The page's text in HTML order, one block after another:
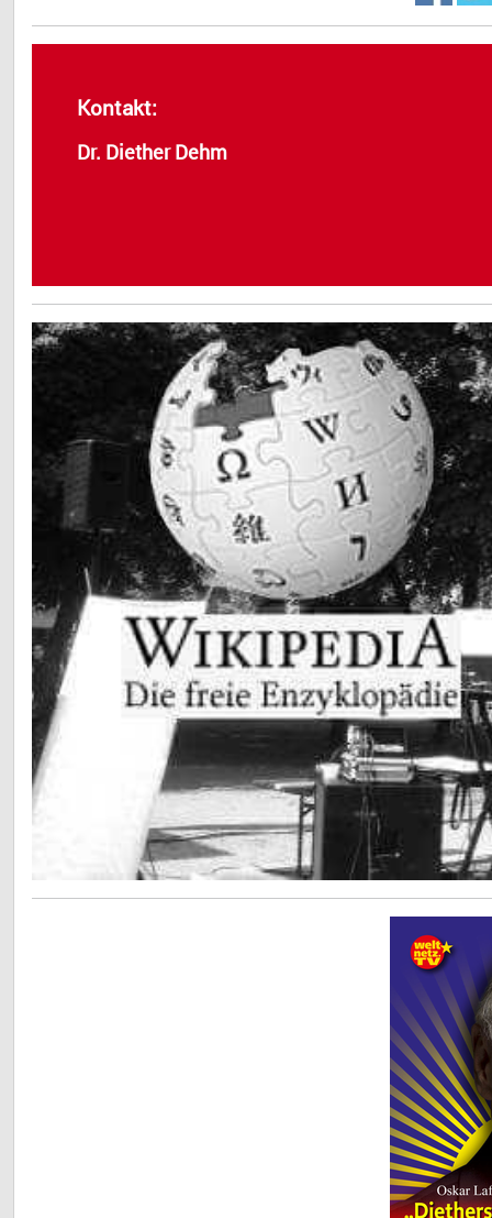
Kontakt:
Dr. Diether Dehm